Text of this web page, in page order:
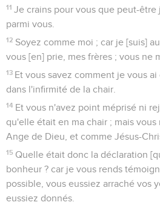
11 Je crains pour vous que peut-
parmi vous.
12 Soyez comme moi ; car je [suis]
vous [en] prie, mes frères ; vous ne
13 Et vous savez comment je vous
dans l'infirmité de la chair.
14 Et vous n'avez point méprisé ni
qu'elle était en ma chair ; mais
Ange de Dieu, et comme Jésus-
15 Quelle était donc la déclaration
bonheur ? car je vous rends
possible, vous eussiez arraché vos
eussiez donnés.